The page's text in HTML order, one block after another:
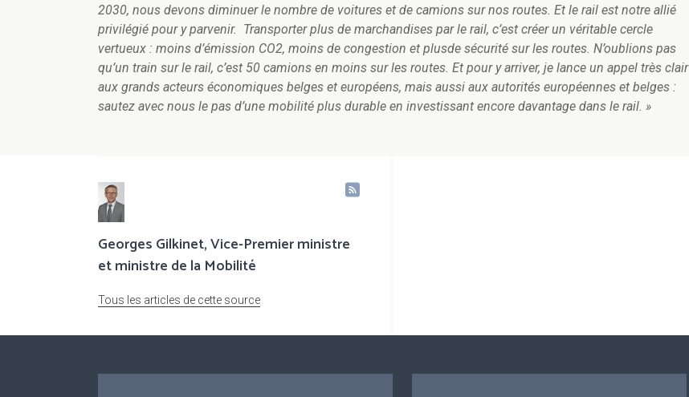
2030, nous devons diminuer le nombre de voitures et de camions sur nos routes. Et le rail est notre allié
privilégié pour y parvenir. Transporter plus de marchandises par le rail, c’est créer un véritable cercle
vertueux : moins d’émission CO2, moins de congestion et plusde sécurité sur les routes. N’oublions pas
qu’un train sur le rail, c’est 50 camions en moins sur les routes. Et pour y arriver, je lance un appel très clair
aux grands acteurs économiques belges et européens, mais aussi aux autorités européennes et belges :
sautez avec nous le pas d’une mobilité plus durable en investissant encore davantage dans le rail. »
Georges Gilkinet, Vice-Premier ministre
et ministre de la Mobilité
Tous les articles de cette source